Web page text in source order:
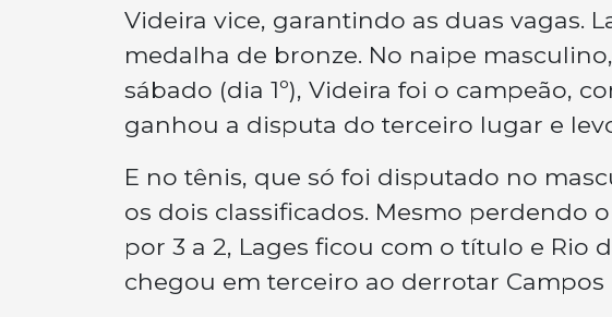
Videira vice, garantindo as duas vagas.
medalha de bronze. No naipe
sábado (dia 1º), Videira foi o campeão,
ganhou a disputa do terceiro lugar e
E no tênis, que só foi disputado no
os dois classificados. Mesmo perdendo
por 3 a 2, Lages ficou com o título e Rio
chegou em terceiro ao derrotar